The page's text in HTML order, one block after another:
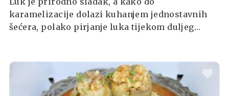
karamelizacije dolazi kuhanjem jednostavnih
šećera, polako pirjanje luka tijekom duljeg
njemu nalaze. Odlično pristaje uz bilo koje
meso, a može se koristiti i kao dodatak
umacima, juhama, varivima, sendvičima i